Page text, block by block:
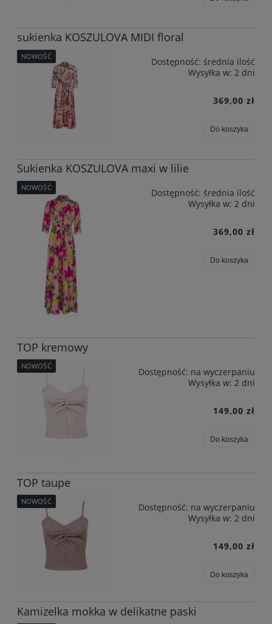
sukienka KOSZULOVA MIDI floral
Dostępność: średnia ilość
Wysyłka w: 2 dni
369,00 zł
Do koszyka
NOWOŚĆ
Sukienka KOSZULOVA maxi w lilie
Dostępność: średnia ilość
Wysyłka w: 2 dni
369,00 zł
Do koszyka
NOWOŚĆ
TOP kremowy
Dostępność: na wyczerpaniu
Wysyłka w: 2 dni
149,00 zł
Do koszyka
NOWOŚĆ
TOP taupe
Dostępność: na wyczerpaniu
Wysyłka w: 2 dni
149,00 zł
Do koszyka
NOWOŚĆ
Kamizelka mokka w delikatne paski